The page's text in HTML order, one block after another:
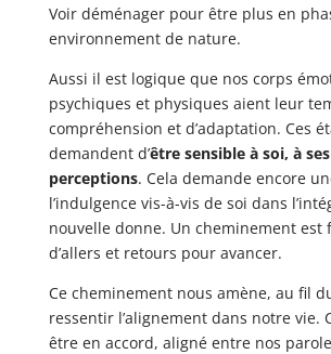
Voir déménager pour être plus en
environnement de nature.
Aussi il est logique que nos corps
psychiques et physiques aient leur
compréhension et d’adaptation. Ces
demandent d’être sensible à soi, à
perceptions. Cela demande encore
l’indulgence vis-à-vis de soi dans
nouvelle donne. Un cheminement est
d’allers et retours pour avancer.
Ce cheminement nous amène, au fil
ressentir l’alignement dans notre vie.
être en accord, aligné entre nos